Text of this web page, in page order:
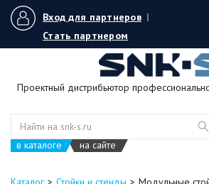
Вход для партнеров |
Стать партнером
Проектный дистрибьютор
в каталоге на сайте